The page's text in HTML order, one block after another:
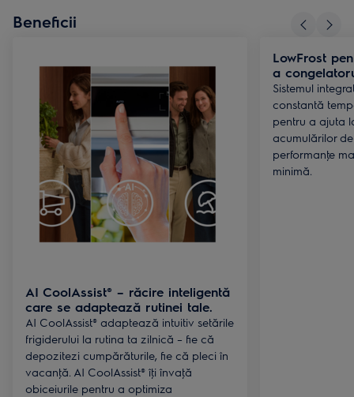
Beneficii
AI CoolAssist® – răcire inteligentă
care se adaptează rutinei tale.
AI CoolAssist® adaptează intuitiv setările
frigiderului la rutina ta zilnică – fie că
depozitezi cumpărăturile, fie că pleci în
vacanţă. AI CoolAssist® îţi învaţă
obiceiurile pentru a optimiza
LowFrost
a
Sistemul
constantă
pentru a ajuta
acumulărilor
performanţe
minimă.